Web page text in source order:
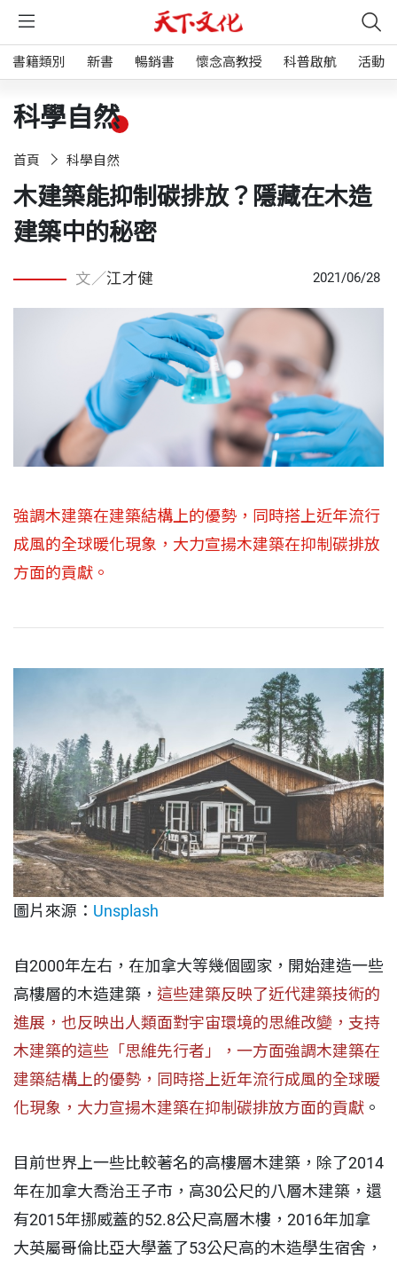
書籍類別 新書 暢銷書 懷念高教授 科普啟航 活動
科學自然
首頁 科學自然
木建築能抑制碳排放？隱藏在木造
建築中的秘密
文／江才健 2021/06/28
強調木建築在建築結構上的優勢，同時搭上近年流行
成風的全球暖化現象，大力宣揚木建築在抑制碳排放
方面的貢獻。
圖片來源： Unsplash
自2000年左右，在加拿大等幾個國家，開始建造一些
高樓層的木造建築， 這些建築反映了近代建築技術的
進展，也反映出人類面對宇宙環境的思維改變，支持
木建築的這些「思維先行者」，一方面強調木建築在
建築結構上的優勢，同時搭上近年流行成風的全球暖
化現象，大力宣揚木建築在抑制碳排放方面的貢獻 。
目前世界上一些比較著名的高樓層木建築，除了2014
年在加拿大喬治王子市，高30公尺的八層木建築，還
有2015年挪威蓋的52.8公尺高層木樓，2016年加拿
大英屬哥倫比亞大學蓋了53公尺高的木造學生宿舍，